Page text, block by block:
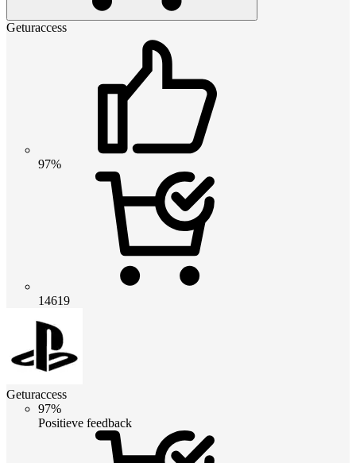
Geturaccess
97%
14619
Geturaccess
97%
Positieve feedback